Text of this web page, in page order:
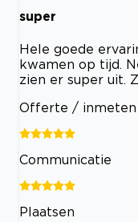
super
Hele goede
kwamen op tijd.
zien er super uit.
Offerte / inmeten
Communicatie
Plaatsen